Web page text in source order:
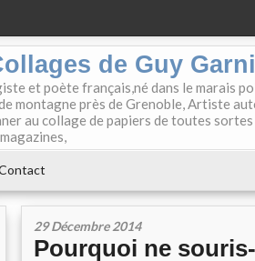
de Guy
et poète français,né dans le marais
montagne près de Grenoble, Artiste
au collage de papiers de toutes
29 Décembre 2014
Pourquoi ne